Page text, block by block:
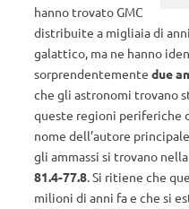
hanno trovato GMC
distribuite a migliaia di
galattico, ma ne hanno
sorprendentemente due
che gli astronomi trovano
queste regioni periferiche
nome dell’autore
gli ammassi si trovano nella
81.4-77.8. Si ritiene che
milioni di anni fa e che si